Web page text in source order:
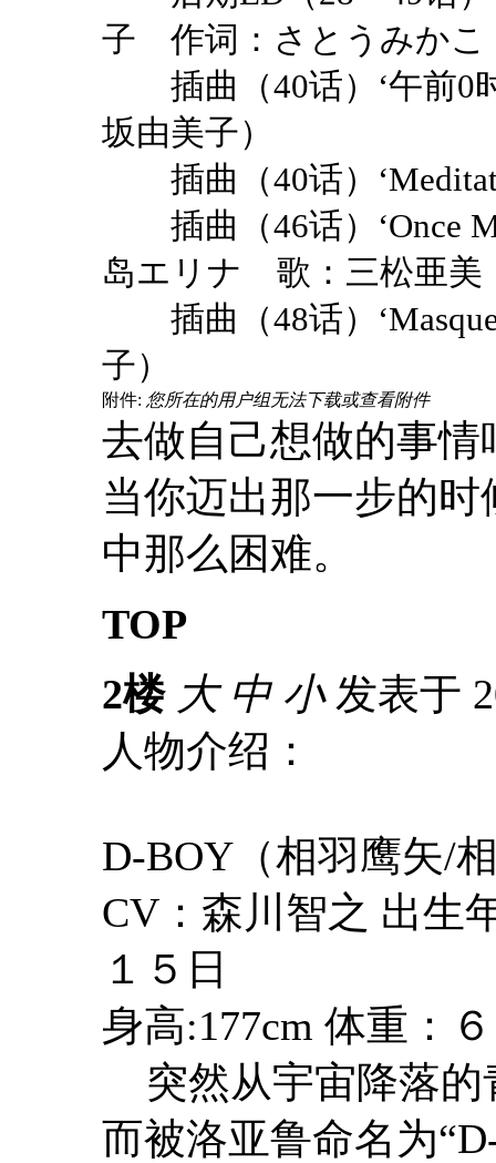
子 作词：さとうみか
插曲（40话） ‘午前0
坂由美子）
插曲（40话）
插曲（46话） ‘Once
岛エリナ 歌：三松亜美
插曲（48话）
子）
附件: 您所在的用户组无法下载或查看附件
去做自己想做的事
当你迈出那一步的
中那么困难。
TOP
2楼 大 中 小发表于
人物介绍：
D-BOY（相羽鹰矢/
CV：森川智之 出生
１５日
身高:177cm 体重：
突然从宇宙降落的
而被洛亚鲁命名为